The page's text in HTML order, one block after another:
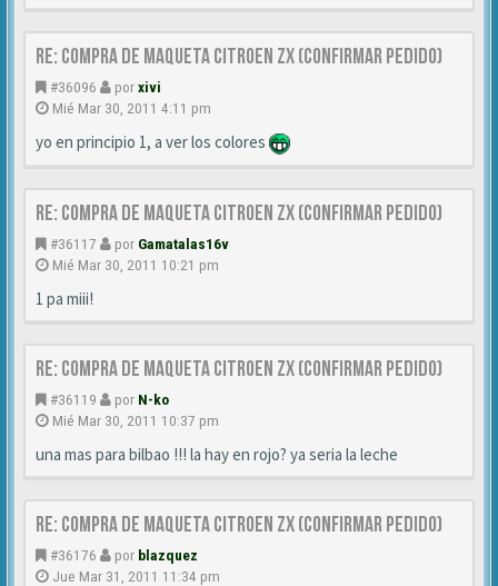
Re: Compra de MAQUETA CITROEN ZX (CONFIRMAR PEDIDO)
#36096 porxivi
Mié Mar 30, 2011 4:11 pm
yo en principio 1, a ver los colores
Re: Compra de MAQUETA CITROEN ZX (CONFIRMAR PEDIDO)
#36117 por Gamatalas16v
Mié Mar 30, 2011 10:21 pm
1 pa miii!
Re: Compra de MAQUETA CITROEN ZX (CONFIRMAR PEDIDO)
#36119 por N-ko
Mié Mar 30, 2011 10:37 pm
una mas para bilbao !!! la hay en rojo? ya seria la leche
Re: Compra de MAQUETA CITROEN ZX (CONFIRMAR PEDIDO)
#36176 por blazquez
Jue Mar 31, 2011 11:34 pm